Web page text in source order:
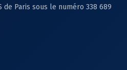
de Paris sous le numéro 338 689